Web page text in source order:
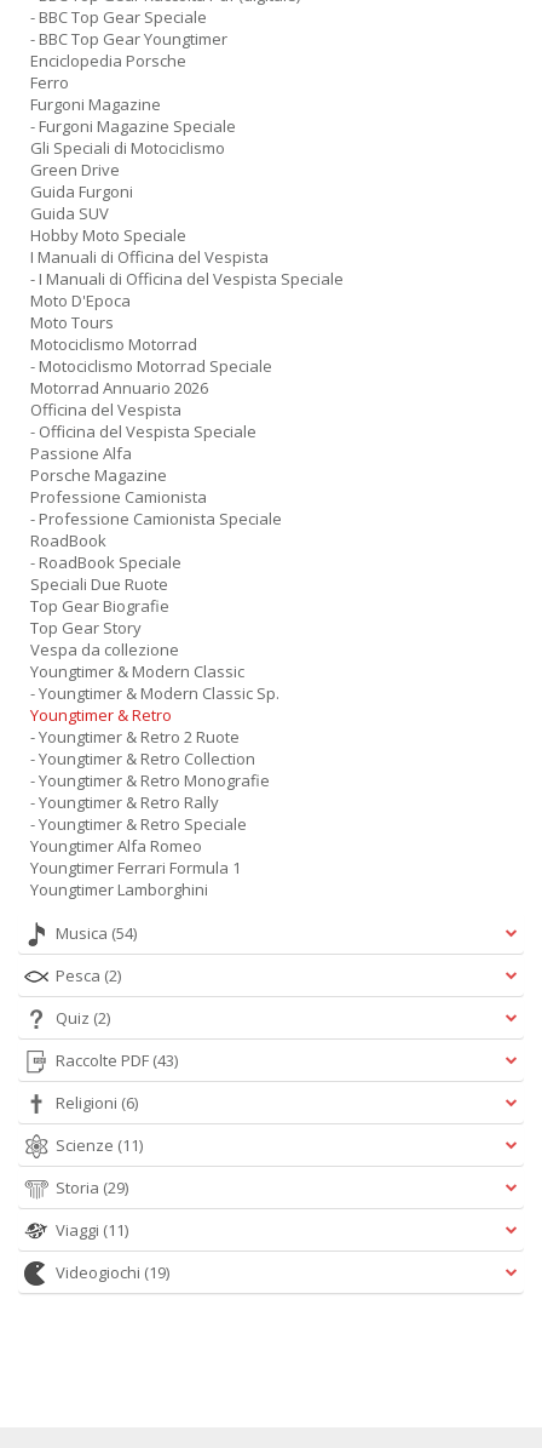
- BBC Top Gear Speciale
- BBC Top Gear Youngtimer
Enciclopedia Porsche
Ferro
Furgoni Magazine
- Furgoni Magazine Speciale
Gli Speciali di Motociclismo
Green Drive
Guida Furgoni
Guida SUV
Hobby Moto Speciale
I Manuali di Officina del Vespista
- I Manuali di Officina del Vespista Speciale
Moto D'Epoca
Moto Tours
Motociclismo Motorrad
- Motociclismo Motorrad Speciale
Motorrad Annuario 2026
Officina del Vespista
- Officina del Vespista Speciale
Passione Alfa
Porsche Magazine
Professione Camionista
- Professione Camionista Speciale
RoadBook
- RoadBook Speciale
Speciali Due Ruote
Top Gear Biografie
Top Gear Story
Vespa da collezione
Youngtimer & Modern Classic
- Youngtimer & Modern Classic Sp.
Youngtimer & Retro
- Youngtimer & Retro 2 Ruote
- Youngtimer & Retro Collection
- Youngtimer & Retro Monografie
- Youngtimer & Retro Rally
- Youngtimer & Retro Speciale
Youngtimer Alfa Romeo
Youngtimer Ferrari Formula 1
Youngtimer Lamborghini
Musica (54)
Pesca (2)
Quiz (2)
Raccolte PDF (43)
Religioni (6)
Scienze (11)
Storia (29)
Viaggi (11)
Videogiochi (19)